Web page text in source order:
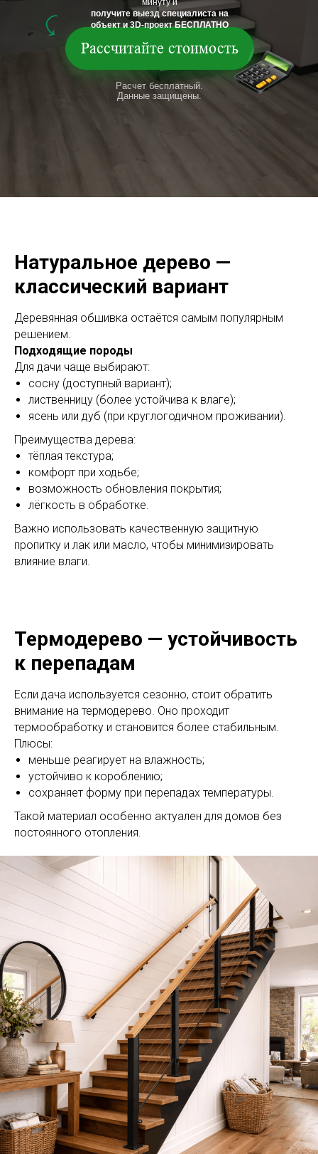
Рассчитайте стоимость
Расчет бесплатный.
Данные защищены.
минуту и
получите выезд специалиста на
объект и 3D-проект БЕСПЛАТНО
Лестница на
металлокаркасе
обшивку деревом
Москве
Натуральное дерево —
классический вариант
Деревянная обшивка остаётся самым популярным
решением.
Подходящие породы
Для дачи чаще выбирают:
сосну (доступный вариант);
лиственницу (более устойчива к влаге);
ясень или дуб (при круглогодичном проживании).
Преимущества дерева:
тёплая текстура;
комфорт при ходьбе;
возможность обновления покрытия;
лёгкость в обработке.
Важно использовать качественную защитную
пропитку и лак или масло, чтобы минимизировать
влияние влаги.
Термодерево — устойчивость
к перепадам
Если дача используется сезонно, стоит обратить
внимание на термодерево. Оно проходит
термообработку и становится более стабильным.
Плюсы:
меньше реагирует на влажность;
устойчиво к короблению;
сохраняет форму при перепадах температуры.
Такой материал особенно актуален для домов без
постоянного отопления.